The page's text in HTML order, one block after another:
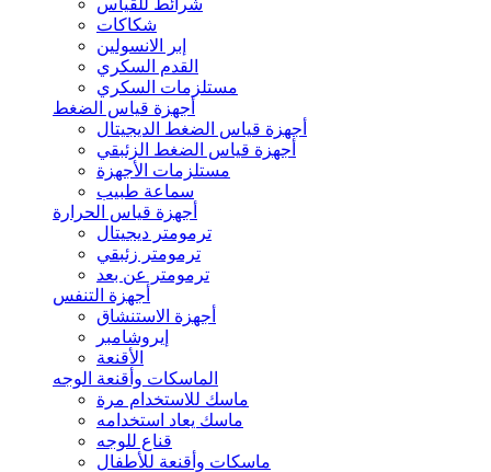
شرائط للقياس
شكاكات
إبر الانسولين
القدم السكري
مستلزمات السكري
أجهزة قياس الضغط
أجهزة قياس الضغط الديجيتال
أجهزة قياس الضغط الزئبقي
مستلزمات الأجهزة
سماعة طبيب
أجهزة قياس الحرارة
ترمومتر ديجيتال
ترمومتر زئبقي
ترمومتر عن بعد
أجهزة التنفس
أجهزة الاستنشاق
إيروشامبر
الأقنعة
الماسكات وأقنعة الوجه
ماسك للاستخدام مرة
ماسك يعاد استخدامه
قناع للوجه
ماسكات وأقنعة للأطفال